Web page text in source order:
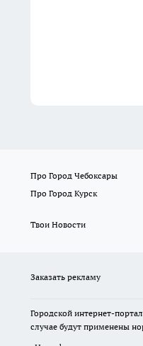
Про Город Чебоксары
Про Город Курск
Твои Новости
Заказать рекламу
Городской интернет-
случае будут применены